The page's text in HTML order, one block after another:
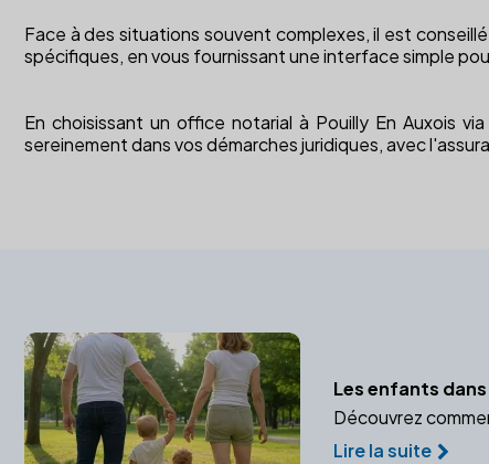
Face à des situations souvent complexes, il est
spécifiques, en vous fournissant une interface simple
En choisissant un office notarial à Pouilly En Auxois
sereinement dans vos démarches juridiques, avec
Les enfants
Découvrez
Lire la suite